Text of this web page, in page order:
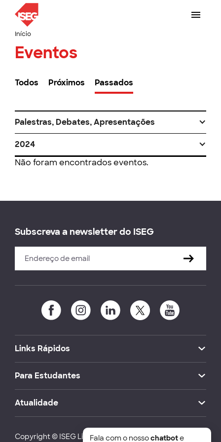
Início
Eventos
Todos Próximos Passados
Palestras, Debates, Apresentações
2024
Não foram encontrados eventos.
Subscreva a newsletter do ISEG
Links Rápidos
Para Estudantes
Atualidade
Copyright © ISEG Lisbon School of Economics and
Fala com o nossochatbote